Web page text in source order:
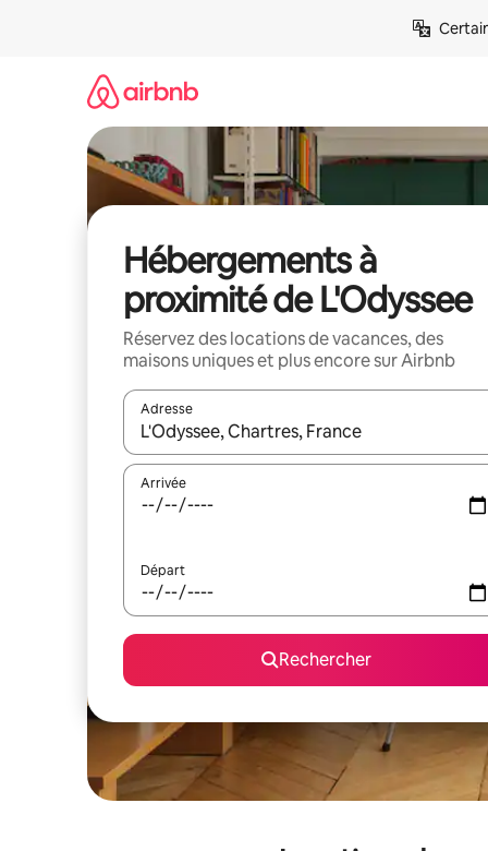
Hébergements à
proximité de L'Odyssee
Réservez des locations de vacances, des
maisons uniques et plus encore sur Airbnb
Adresse
Lorsque les résultats s'affichent, utilisez les
Arrivée
Départ
Rechercher